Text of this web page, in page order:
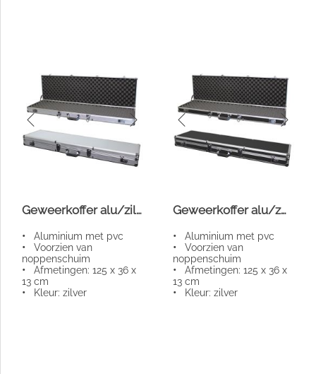
Geweerkoffer alu/zilver lang
• Aluminium met pvc
• Voorzien van
noppenschuim
• Afmetingen: 125 x 36 x
13 cm
• Kleur: zilver
Geweerkoffer alu/zwart lang
• Aluminium met pvc
• Voorzien van
noppenschuim
• Afmetingen: 125 x 36 x
13 cm
• Kleur: zilver